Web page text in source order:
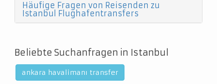
Häufige Fragen von Reisenden zu
Istanbul Flughafentransfers
Beliebte Suchanfragen in Istanbul
ankara havalimanı transfer